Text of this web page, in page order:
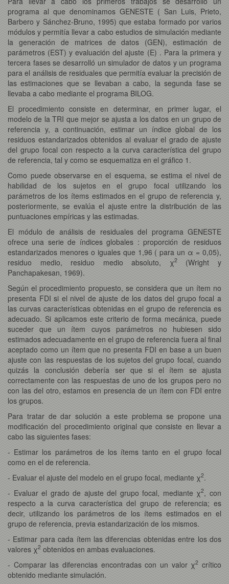
programa al que denominamos GENESTE ( San Luis, Prieto,
Barbero y Sánchez-Bruno, 1995) que estaba formado por varios
módulos y permitía llevar a cabo estudios de simulación mediante
la generación de matrices de datos (GEN), estimación de
parámetros (EST) y evaluación del ajuste (E) . Para la primera y
tercera fases se desarrolló un simulador de datos y un programa
para el análisis de residuales que permitía evaluar la precisión de
las estimaciones que se llevaban a cabo, la segunda fase se
llevaba a cabo mediante el programa BILOG.
El procedimiento consiste en determinar, en primer lugar, el
modelo de la TRI que mejor se ajusta a los datos en un grupo de
referencia y, a continuación, estimar un índice global de los
residuos estandarizados obtenidos al evaluar el grado de ajuste
del grupo focal con respecto a la curva característica del grupo
de referencia, tal y como se esquematiza en el gráfico 1.
Como puede observarse en el esquema, se estima el nivel de
habilidad de los sujetos en el grupo focal utilizando los
parámetros de los ítems estimados en el grupo de referencia y,
posteriormente, se evalúa el ajuste entre la distribución de las
puntuaciones empíricas y las estimadas.
El módulo de análisis de residuales del programa GENESTE
ofrece una serie de índices globales : proporción de residuos
estandarizados menores o iguales que 1,96 ( para un α = 0,05),
residuo medio, residuo medio absoluto, χ2(Wright y
Panchapakesan, 1969).
Según el procedimiento propuesto, se considera que un ítem no
presenta FDI si el nivel de ajuste de los datos del grupo focal a
las curvas características obtenidas en el grupo de referencia es
adecuado. Si aplicamos este criterio de forma mecánica, puede
suceder que un ítem cuyos parámetros no hubiesen sido
estimados adecuadamente en el grupo de referencia fuera al final
aceptado como un ítem que no presenta FDI en base a un buen
ajuste con las respuestas de los sujetos del grupo focal, cuando
quizás la conclusión debería ser que si el ítem se ajusta
correctamente con las respuestas de uno de los grupos pero no
con las del otro, estamos en presencia de un ítem con FDI entre
los grupos.
Para tratar de dar solución a este problema se propone una
modificación del procedimiento original que consiste en llevar a
cabo las siguientes fases:
- Estimar los parámetros de los ítems tanto en el grupo focal
como en el de referencia.
- Evaluar el ajuste del modelo en el grupo focal, mediante χ2.
- Evaluar el grado de ajuste del grupo focal, mediante χ2, con
respecto a la curva característica del grupo de referencia; es
decir, utilizando los parámetros de los ítems estimados en el
grupo de referencia, previa estandarización de los mismos.
- Estimar para cada ítem las diferencias obtenidas entre los dos
valores χ2 obtenidos en ambas evaluaciones.
- Comparar las diferencias encontradas con un valor χ2 crítico
obtenido mediante simulación.